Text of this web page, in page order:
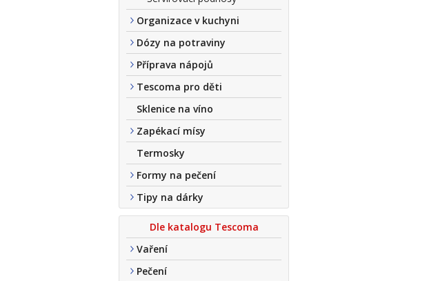
Organizace v kuchyni
Dózy na potraviny
Příprava nápojů
Tescoma pro děti
Sklenice na víno
Zapékací mísy
Termosky
Formy na pečení
Tipy na dárky
Dle katalogu Tescoma
Vaření
Pečení